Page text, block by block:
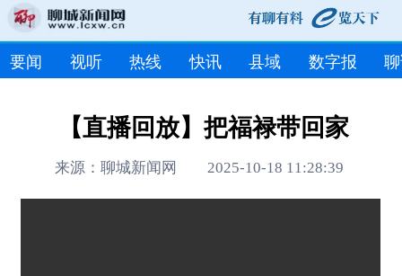
要闻 视听 热线 快讯 县域 数字报
【直播回放】把福禄带回家
来源：聊城新闻网 2025-10-18 11:28:39